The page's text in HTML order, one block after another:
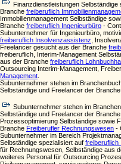
Finanzdienstleistungen
Branche freiberuflich
Immobilienmanagement Selbständige
Branche freiberuflich Ingenieurbüro -
Subunternehmer für Ingenieurbüro,
freiberuflich Insolvenzassistenz ,
Freelancer gesucht aus der Branche
freiberuflich, Interim-Management
aus der Branche freiberuflich
Outsourcing Interim-Management,
Management
Subunternehmer stehen im
Selbständige und Freelancer der Branche
Subunternehmer stehen im
Selbständige und Freelancer der Branche
Prozessoptimierung Selbständige sowie
Branche Freiberufler Rechnungswesen -
Subunternehmer im Bereich
Selbständige spezialisiert auf freiberuflich
für Rechnungswesen, Selbständige aus
weiteres Personal für Outsourcing